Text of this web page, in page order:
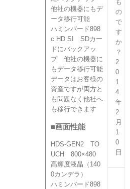
他社の機器にもデ
ータ移行可能
ハミンバード898
c HD SI SDカー
ドにバックアッ
プ 他社の機器に
もデータ移行可能
データはお客様の
資産ですが両方と
も問題なく他社へ
も移行できます
■画面性能
HDS-GEN2 TO
UCH 800×480
高輝度液晶（140
0カンデラ）
ハミンバード898
も
の
で
す
か
？
2
0
1
4
年
2
月
1
0
日